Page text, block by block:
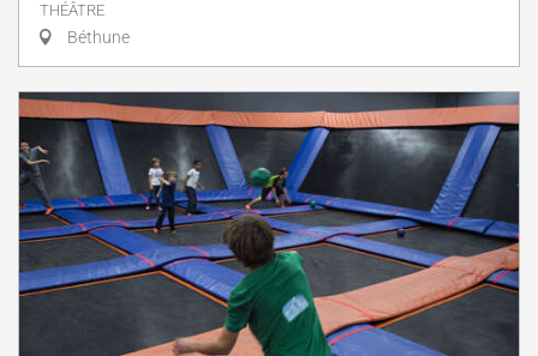
THÉÂTRE
Béthune